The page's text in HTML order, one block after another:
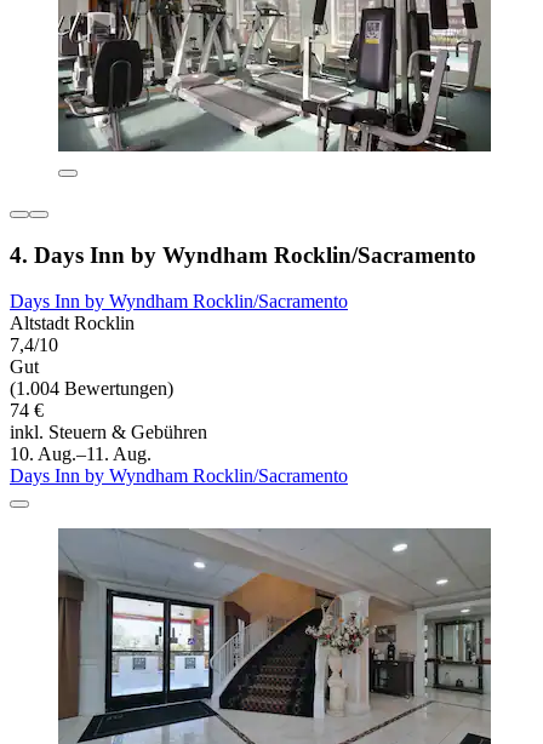
4. Days Inn by Wyndham Rocklin/Sacramento
Days Inn by Wyndham Rocklin/Sacramento
Altstadt Rocklin
7,4/10
Gut
(1.004 Bewertungen)
74 €
inkl. Steuern & Gebühren
10. Aug.–11. Aug.
Days Inn by Wyndham Rocklin/Sacramento